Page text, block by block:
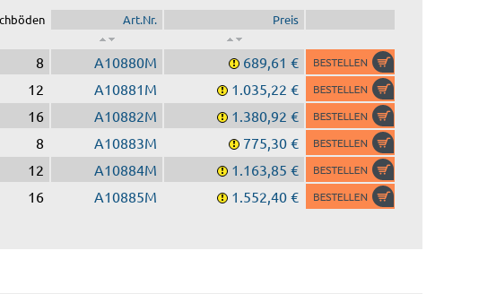
Art.Nr. Preis
8 A10880M
689,61 €
12 A10881M
1.035,22 €
16 A10882M
1.380,92 €
8 A10883M
775,30 €
12 A10884M
1.163,85 €
16 A10885M
1.552,40 €